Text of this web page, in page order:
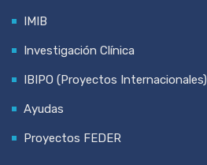
IMIB
Investigación Clínica
IBIPO (Proyectos Internacionales)
Ayudas
Proyectos FEDER